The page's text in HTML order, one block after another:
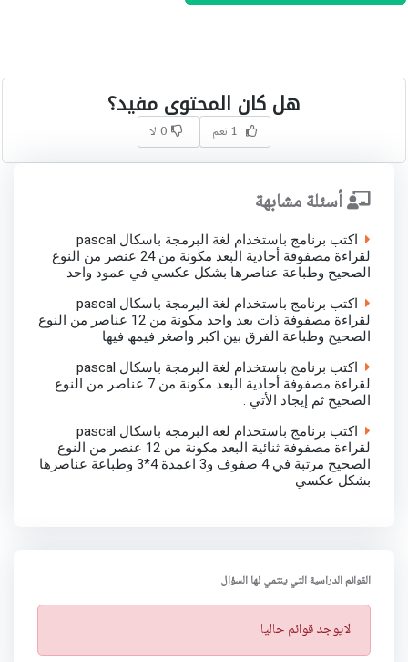
هل كان المحتوى مفيد؟
1 نعم 0 لا
أسئلة مشابهة
اكتب برنامج باستخدام لغة البرمجة باسكال pascal
لقراءة مصفوفة أحادیة البعد مكونة من 24 عنصر من النوع
الصحیح وطباعة عناصرھا بشكل عكسي في عمود واحد
اكتب برنامج باستخدام لغة البرمجة باسكال pascal
لقراءة مصفوفة ذات بعد واحد مكونة من 12 عناصر من النوع
الصحیح وطباعة الفرق بین اكبر واصغر فیمھ فیھا
اكتب برنامج باستخدام لغة البرمجة باسكال pascal
لقراءة مصفوفة أحادیة البعد مكونة من 7 عناصر من النوع
الصحیح ثم إیجاد الأتي :
اكتب برنامج باستخدام لغة البرمجة باسكال pascal
لقراءة مصفوفة ثنائیة البعد مكونة من 12 عنصر من النوع
الصحیح مرتبة في 4 صفوف و3 اعمدة 4*3 وطباعة عناصرھا
بشكل عكسي
القوائم الدراسية التي ينتمي لها السؤال
ت
ن
لايوجد قوائم حاليا